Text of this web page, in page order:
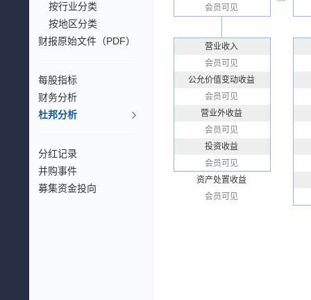
按行业分类
按地区分类
财报原始文件（PDF）
每股指标
财务分析
杜邦分析
分红记录
并购事件
募集资金投向
会员可见
营业收入
会员可见
公允价值变动收益
会员可见
营业外收益
会员可见
投资收益
会员可见
资产处置收益
会员可见